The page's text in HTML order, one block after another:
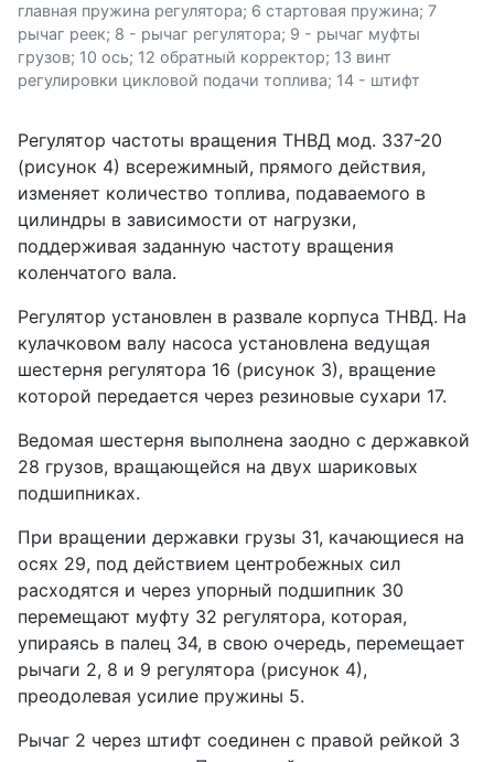
главная пружина регулятора; 6 стартовая пружина; 7
рычаг реек; 8 - рычаг регулятора; 9 - рычаг муфты
грузов; 10 ось; 12 обратный корректор; 13 винт
регулировки цикловой подачи топлива; 14 - штифт
Регулятор частоты вращения ТНВД мод. 337-20
(рисунок 4) всережимный, прямого действия,
изменяет количество топлива, подаваемого в
цилиндры в зависимости от нагрузки,
поддерживая заданную частоту вращения
коленчатого вала.
Регулятор установлен в развале корпуса ТНВД. На
кулачковом валу насоса установлена ведущая
шестерня регулятора 16 (рисунок 3), вращение
которой передается через резиновые сухари 17.
Ведомая шестерня выполнена заодно с державкой
28 грузов, вращающейся на двух шариковых
подшипниках.
При вращении державки грузы 31, качающиеся на
осях 29, под действием центробежных сил
расходятся и через упорный подшипник 30
перемещают муфту 32 регулятора, которая,
упираясь в палец 34, в свою очередь, перемещает
рычаги 2, 8 и 9 регулятора (рисунок 4),
преодолевая усилие пружины 5.
Рычаг 2 через штифт соединен с правой рейкой 3